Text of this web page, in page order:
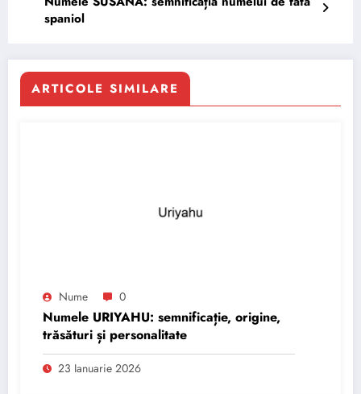
spaniol
ARTICOLE SIMILARE
Nume 0
Numele URIYAHU: semnificație, origine,
trăsături și personalitate
23 Ianuarie 2026